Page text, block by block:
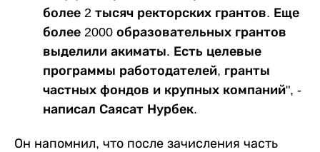
более 2 тысяч ректорских грантов. Еще
более 2000 образовательных грантов
выделили акиматы. Есть целевые
программы работодателей, гранты
частных фондов и крупных компаний", -
написал Саясат Нурбек.
Он напомнил, что после зачисления часть